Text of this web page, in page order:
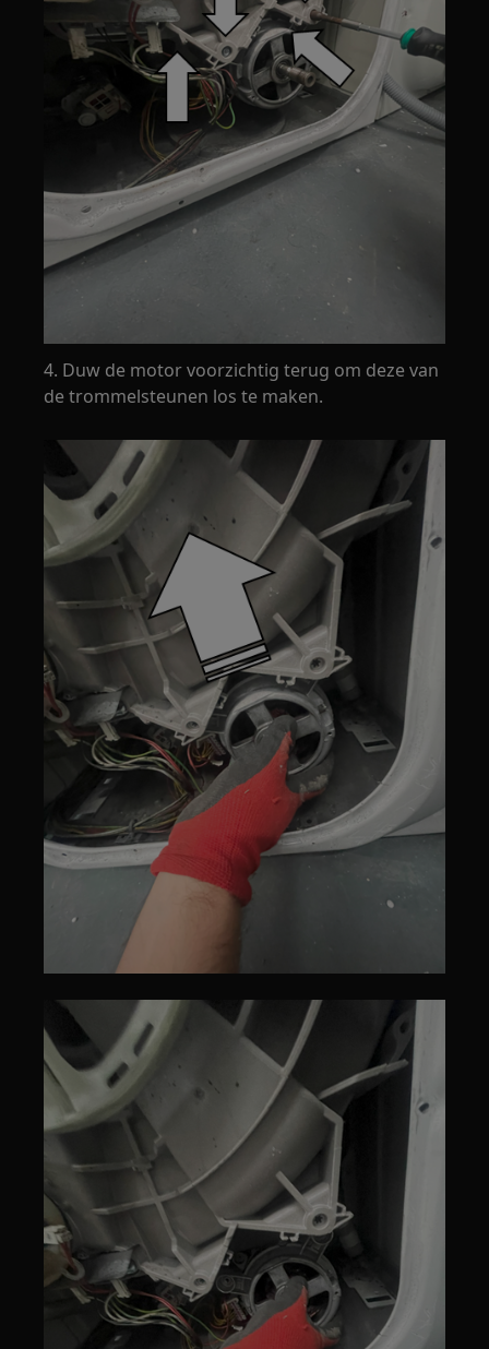
4. Duw de motor voorzichtig terug om deze van
de trommelsteunen los te maken.